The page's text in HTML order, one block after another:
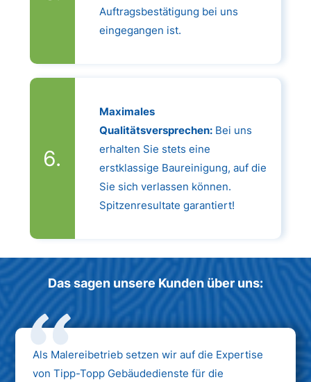
Auftragsbestätigung bei uns
eingegangen ist.
Maximales
Qualitätsversprechen:Bei uns
erhalten Sie stets eine
erstklassige Baureinigung, auf die
Sie sich verlassen können.
Spitzenresultate garantiert!
Das sagen unsere Kunden über uns:
Als Malereibetrieb setzen wir auf die Expertise
von Tipp-Topp Gebäudedienste für die